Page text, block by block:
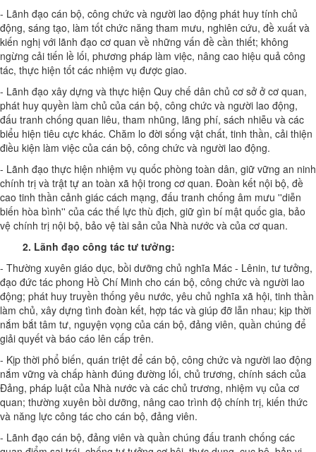
- Lãnh đạo cán bộ, công chức và người lao động phát huy tính chủ
động, sáng tạo, làm tốt chức năng tham mưu, nghiên cứu, đề xuất và
kiến nghị với lãnh đạo cơ quan về những vấn đề cần thiết; không
ngừng cải tiến lề lối, phương pháp làm việc, nâng cao hiệu quả công
tác, thực hiện tốt các nhiệm vụ được giao.
- Lãnh đạo xây dựng và thực hiện Quy chế dân chủ cơ sở ở cơ quan,
phát huy quyền làm chủ của cán bộ, công chức và người lao động,
đấu tranh chống quan liêu, tham nhũng, lãng phí, sách nhiễu và các
biểu hiện tiêu cực khác. Chăm lo đời sống vật chất, tinh thần, cải thiện
điều kiện làm việc của cán bộ, công chức và người lao động.
- Lãnh đạo thực hiện nhiệm vụ quốc phòng toàn dân, giữ vững an ninh
chính trị và trật tự an toàn xã hội trong cơ quan. Đoàn kết nội bộ, đề
cao tinh thần cảnh giác cách mạng, đấu tranh chống âm mưu ''diễn
biến hòa bình'' của các thế lực thù địch, giữ gìn bí mật quốc gia, bảo
vệ chính trị nội bộ, bảo vệ tài sản của Nhà nước và của cơ quan.
2. Lãnh đạo công tác tư tưởng:
- Thường xuyên giáo dục, bồi dưỡng chủ nghĩa Mác - Lênin, tư tưởng,
đạo đức tác phong Hồ Chí Minh cho cán bộ, công chức và người lao
động; phát huy truyền thống yêu nước, yêu chủ nghĩa xã hội, tinh thần
làm chủ, xây dựng tình đoàn kết, hợp tác và giúp đỡ lẫn nhau; kịp thời
nắm bắt tâm tư, nguyện vọng của cán bộ, đảng viên, quần chúng để
giải quyết và báo cáo lên cấp trên.
- Kịp thời phổ biến, quán triệt để cán bộ, công chức và người lao động
nắm vững và chấp hành đúng đường lối, chủ trương, chính sách của
Đảng, pháp luật của Nhà nước và các chủ trương, nhiệm vụ của cơ
quan; thường xuyên bồi dưỡng, nâng cao trình độ chính trị, kiến thức
và năng lực công tác cho cán bộ, đảng viên.
- Lãnh đạo cán bộ, đảng viên và quần chúng đấu tranh chống các